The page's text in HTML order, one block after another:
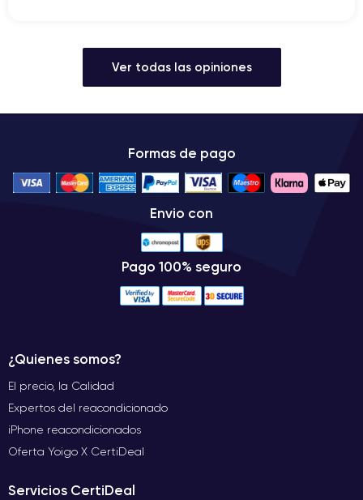
Ver todas las opiniones
Formas de pago
Envio con
Pago 100% seguro
¿Quienes somos?
El precio, la Calidad
Expertos del reacondicionado
iPhone reacondicionados
Oferta Yoigo X CertiDeal
Servicios CertiDeal